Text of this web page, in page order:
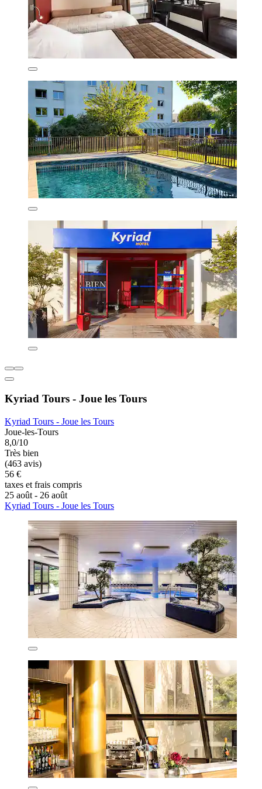
Kyriad Tours - Joue les Tours
Kyriad Tours - Joue les Tours
Joue-les-Tours
8,0/10
Très bien
(463 avis)
56 €
taxes et frais compris
25 août - 26 août
Kyriad Tours - Joue les Tours